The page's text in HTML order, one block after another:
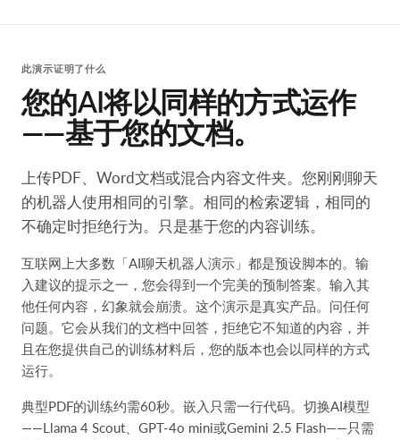
此演示证明了什么
您的AI将以同样的方式运作
——基于您的文档。
上传PDF、Word文档或混合内容文件夹。您刚刚聊天
的机器人使用相同的引擎。相同的检索逻辑，相同的
不确定时拒绝行为。只是基于您的内容训练。
互联网上大多数「AI聊天机器人演示」都是预设脚本的。输
入建议的提示之一，您会得到一个完美的预制答案。输入其
他任何内容，幻象就会崩溃。这个演示是真实产品。问任何
问题。它会从我们的文档中回答，拒绝它不知道的内容，并
且在您提供自己的训练材料后，您的版本也会以同样的方式
运行。
典型PDF的训练约需60秒。嵌入只需一行代码。切换AI模型
——Llama 4 Scout、GPT-4o mini或Gemini 2.5 Flash——只需